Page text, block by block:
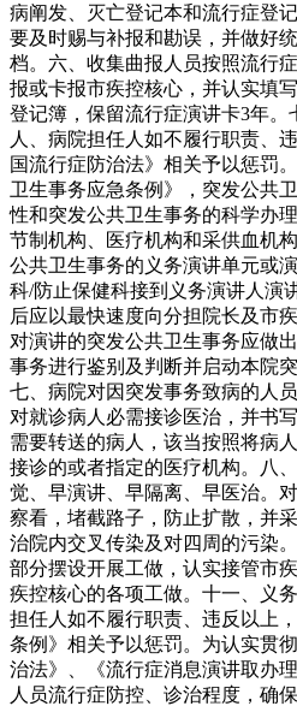
病阐发、灭亡登记本和流行症登
要及时赐与补报和勘误，并做好
档。六、收集曲报人员按照流行
报或卡报市疾控核心，并认实填
登记簿，保留流行症演讲卡3年
人、病院担任人如不履行职责、
国流行症防治法》相关予以惩罚
卫生事务应急条例》，突发公共
性和突发公共卫生事务的科学办
节制机构、医疗机构和采供血机
公共卫生事务的义务演讲单元或
科/防止保健科接到义务演讲人演
后应以最快速度向分担院长及市
对演讲的突发公共卫生事务应做
事务进行鉴别及判断并启动本院
七、病院对因突发事务致病的人
对就诊病人必需接诊医治，并书
需要转送的病人，该当按照将病
接诊的或者指定的医疗机构。八
觉、早演讲、早隔离、早医治。
察看，堵截路子，防止扩散，并
治院内交叉传染及对四周的污染
部分摆设开展工做，认实接管市
疾控核心的各项工做。十一、义
担任人如不履行职责、违反以上
条例》相关予以惩罚。为认实贯
治法》、《流行症消息演讲取办
人员流行症防控、诊治程度，确